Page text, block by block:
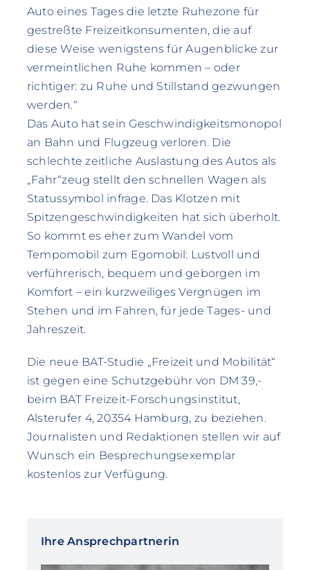
Auto eines Tages die letzte Ruhezone für
gestreßte Freizeitkonsumenten, die auf
diese Weise wenigstens für Augenblicke zur
vermeintlichen Ruhe kommen – oder
richtiger: zu Ruhe und Stillstand gezwungen
werden.“
Das Auto hat sein Geschwindigkeitsmonopol
an Bahn und Flugzeug verloren. Die
schlechte zeitliche Auslastung des Autos als
„Fahr“zeug stellt den schnellen Wagen als
Statussymbol infrage. Das Klotzen mit
Spitzengeschwindigkeiten hat sich überholt.
So kommt es eher zum Wandel vom
Tempomobil zum Egomobil: Lustvoll und
verführerisch, bequem und geborgen im
Komfort – ein kurzweiliges Vergnügen im
Stehen und im Fahren, für jede Tages- und
Jahreszeit.
Die neue BAT-Studie „Freizeit und Mobilität“
ist gegen eine Schutzgebühr von DM 39,-
beim BAT Freizeit-Forschungsinstitut,
Alsterufer 4, 20354 Hamburg, zu beziehen.
Journalisten und Redaktionen stellen wir auf
Wunsch ein Besprechungsexemplar
kostenlos zur Verfügung.
Ihre Ansprechpartnerin